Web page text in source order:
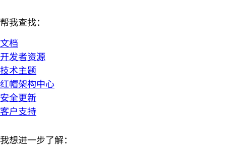
帮我查找：
文档
开发者资源
技术主题
红帽架构中心
安全更新
客户支持
我想进一步了解：